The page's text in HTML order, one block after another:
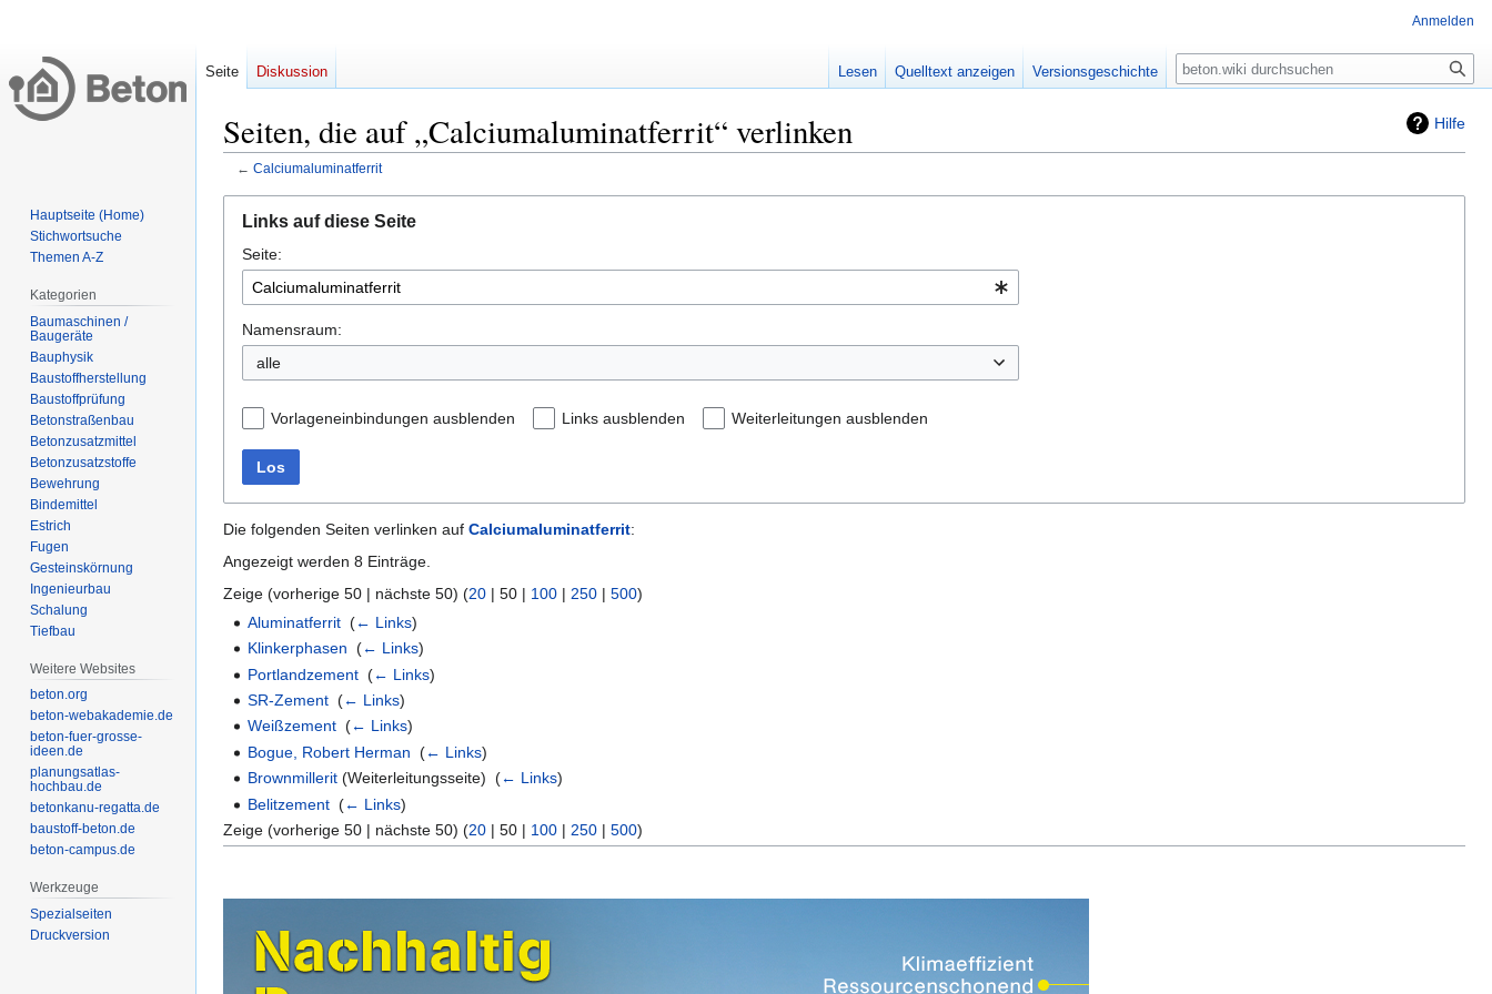
Hilfe
Seiten, die auf „Calciumaluminatferrit“ verlinken
← Calciumaluminatferrit
Navigation
springen
Suche
springen
Links auf diese Seite
Seite:
Namensraum:
alle
Vorlageneinbindungen ausblenden Links ausblenden Weiterleitungen ausblenden
Los
Die folgenden Seiten verlinken auf Calciumaluminatferrit:
Angezeigt werden 8 Einträge.
Zeige (vorherige 50 | nächste 50) (20 | 50 | 100 | 250 | 500)
Aluminatferrit ‎(← Links)
Klinkerphasen ‎(← Links)
Portlandzement ‎(← Links)
SR-Zement ‎(← Links)
Weißzement ‎(← Links)
Bogue, Robert Herman ‎(← Links)
Brownmillerit (Weiterleitungsseite) ‎(← Links)
Belitzement ‎(← Links)
Zeige (vorherige 50 | nächste 50) (20 | 50 | 100 | 250 | 500)
Anmelden
Seite Diskussion Lesen Quelltext anzeigen Versionsgeschichte
Hauptseite (Home)
Stichwortsuche
Themen A-Z
Kategorien
Baumaschinen /
Bauphysik
Baustoffprüfung
Betonstraßenbau
‏‎Betonzusatzmittel
‏‎Betonzusatzstoffe
‏‎Estrich
Gesteinskörnung
‏‎Tiefbau
Weitere Websites
beton.org
beton-webakademie.de
beton-fuer-grosse-
ideen.de
planungsatlas-
hochbau.de
betonkanu-regatta.de
baustoff-beton.de
beton-campus.de
Werkzeuge
Spezialseiten
Druckversion